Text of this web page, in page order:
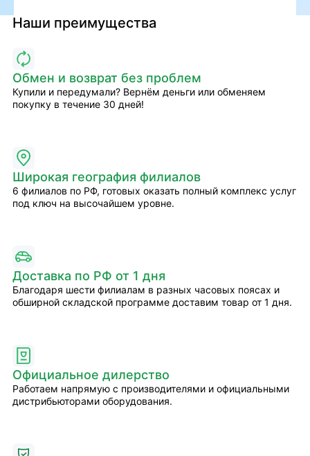
Наши преимущества
Обмен и возврат без проблем
Купили и передумали? Вернём деньги или обменяем
покупку в течение 30 дней!
Широкая география филиалов
6 филиалов по РФ, готовых оказать полный комплекс услуг
под ключ на высочайшем уровне.
Доставка по РФ от 1 дня
Благодаря шести филиалам в разных часовых поясах и
обширной складской программе доставим товар от 1 дня.
Официальное дилерство
Работаем напрямую с производителями и официальными
дистрибьюторами оборудования.